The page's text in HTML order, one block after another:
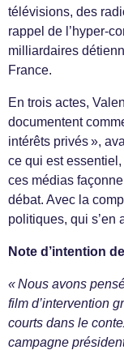
télévisions, des
rappel de l’hyper-
milliardaires
France.
En trois actes,
documentent
intérêts privés »,
ce qui est
ces médias
débat. Avec la
politiques, qui s’en
Note d’intention
« Nous avons
film d’intervention
courts dans le
campagne